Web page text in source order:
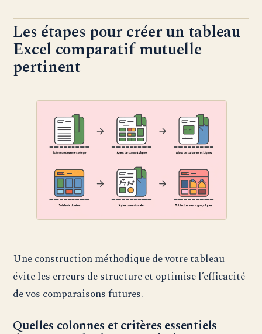
Les étapes pour créer un tableau
Excel comparatif mutuelle
pertinent
Une construction méthodique de votre tableau
évite les erreurs de structure et optimise l’efficacité
de vos comparaisons futures.
Quelles colonnes et critères essentiels